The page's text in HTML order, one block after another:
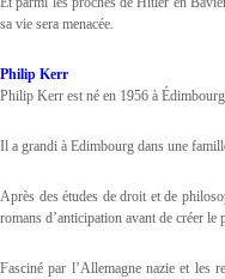
sa vie sera menacée.
Philip Kerr
Philip Kerr est né en 1956 à
Il a grandi à Edimbourg dans une
Après des études de droit et de
romans d’anticipation avant de créer
Fasciné par l’Allemagne nazie et les